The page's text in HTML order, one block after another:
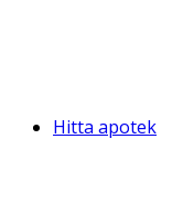
Hitta apotek